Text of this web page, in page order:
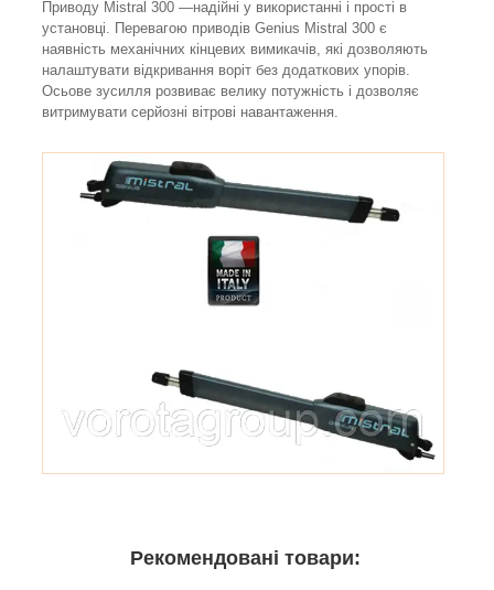
Приводу Mistral 300 —надійні у використанні і прості в
установці. Перевагою приводів Genius Mistral 300 є
наявність механічних кінцевих вимикачів, які дозволяють
налаштувати відкривання воріт без додаткових упорів.
Осьове зусилля розвиває велику потужність і дозволяє
витримувати серйозні вітрові навантаження.
Рекомендовані товари: